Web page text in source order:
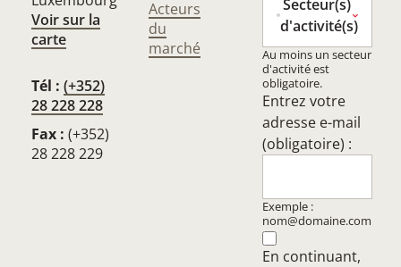
Voir sur la
carte
Tél : (+352)
28 228 228
Fax : (+352)
28 228 229
Acteurs
du
marché
Secteur(s)
d'activité(s)
Au moins un secteur
d'activité est
obligatoire.
Entrez votre
adresse e-mail
(obligatoire) :
Exemple :
nom@domaine.com
En continuant,